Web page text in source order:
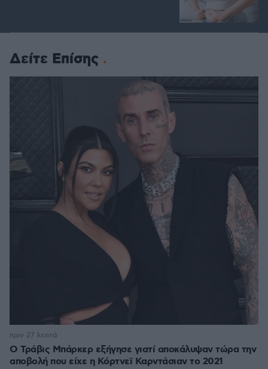
Δείτε Επίσης
O Τράβις Μπάρκερ εξήγησε γιατί αποκάλυψαν τώρα την
αποβολή που είχε η Κόρτνεϊ Καρντάσιαν το 2021
πριν 27 λεπτά